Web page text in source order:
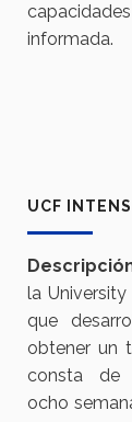
informada.
UCF
la
que
obtener un
consta
ocho